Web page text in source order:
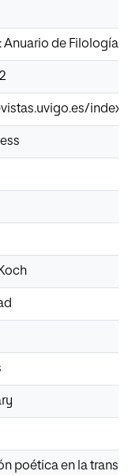
Anuario de Filología
poética en la